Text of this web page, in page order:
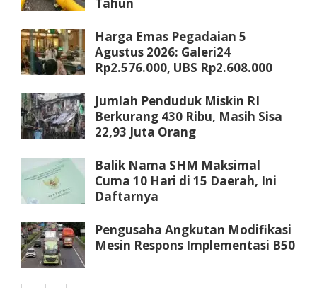
Harga Emas Pegadaian 5
Agustus 2026: Galeri24
Rp2.576.000, UBS Rp2.608.000
Jumlah Penduduk Miskin RI
Berkurang 430 Ribu, Masih Sisa
22,93 Juta Orang
Balik Nama SHM Maksimal
Cuma 10 Hari di 15 Daerah, Ini
Daftarnya
Pengusaha Angkutan Modifikasi
Mesin Respons Implementasi B50